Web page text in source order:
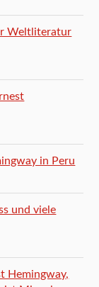
Weltliteratur
in Peru
und viele
Hemingway,